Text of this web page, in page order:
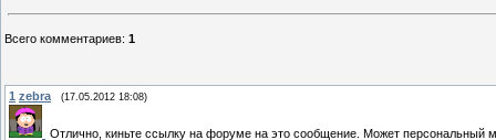
Всего комментариев: 1
1 zebra (17.05.2012 18:08)
Отлично, киньте ссылку на форуме на это сообщение. Может